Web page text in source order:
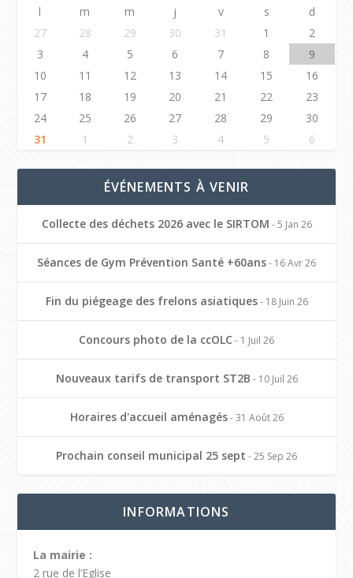
l
m m j v s
d
27
28 29 30 31 1
2
3
4 5 6 7 8
9
10
11 12 13 14 15
16
17
18 19 20 21 22
23
24
25 26 27 28 29
30
31
1 2 3 4 5 6
ÉVÉNEMENTS À VENIR
Collecte des déchets 2026 avec le SIRTOM - 5 Jan 26
Séances de Gym Prévention Santé +60ans- 16 Avr 26
Fin du piégeage des frelons asiatiques- 18 Juin 26
Concours photo de la ccOLC - 1 Juil 26
Nouveaux tarifs de transport ST2B - 10 Juil 26
Horaires d'accueil aménagés- 31 Août 26
Prochain conseil municipal 25 sept - 25 Sep 26
INFORMATIONS
La mairie :
2 rue de l’Eglise